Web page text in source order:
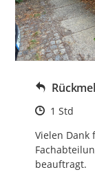
Zeitpunkt
1 Std
Vielen Dank
beauftragt.